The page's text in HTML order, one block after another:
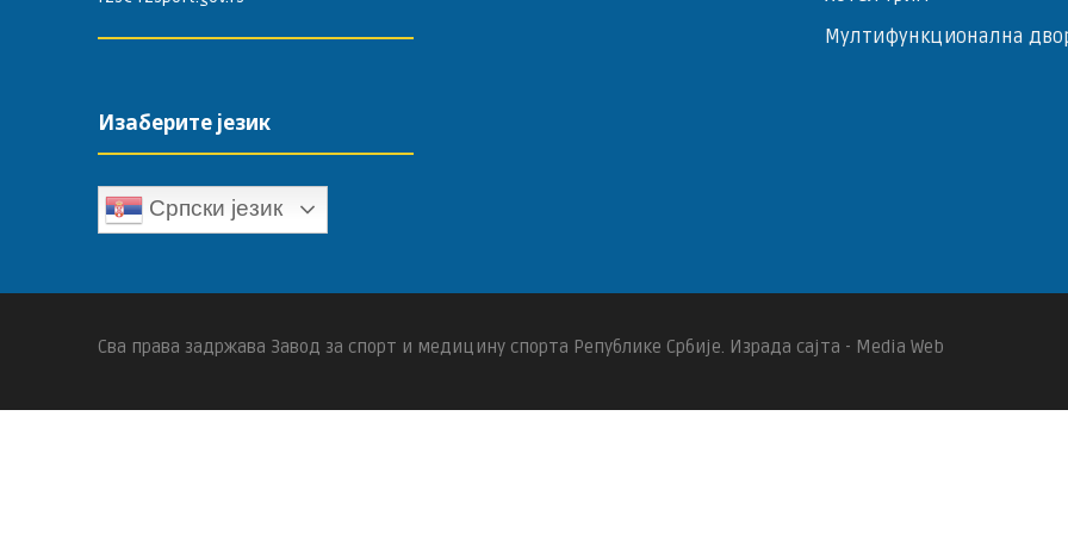
Изаберите језик
Српски језик
Мултифункционална
Сва права задржава Завод за спорт и медицину спорта Републике Србије. Израда сајта - Media Web